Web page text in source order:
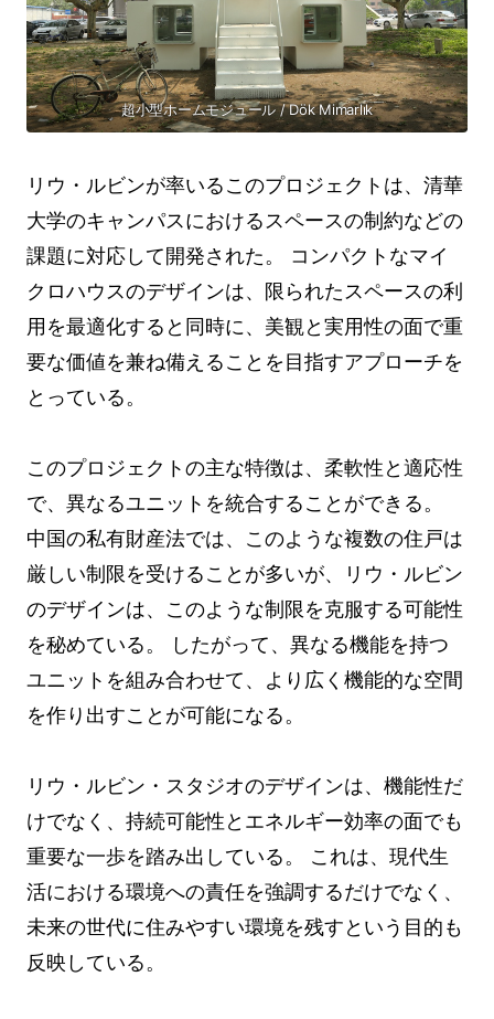
超小型ホームモジュール / Dök Mimarlık
リウ・ルビンが率いるこのプロジェクトは、清華
大学のキャンパスにおけるスペースの制約などの
課題に対応して開発された。 コンパクトなマイ
クロハウスのデザインは、限られたスペースの利
用を最適化すると同時に、美観と実用性の面で重
要な価値を兼ね備えることを目指すアプローチを
とっている。
このプロジェクトの主な特徴は、柔軟性と適応性
で、異なるユニットを統合することができる。
中国の私有財産法では、このような複数の住戸は
厳しい制限を受けることが多いが、リウ・ルビン
のデザインは、このような制限を克服する可能性
を秘めている。 したがって、異なる機能を持つ
ユニットを組み合わせて、より広く機能的な空間
を作り出すことが可能になる。
リウ・ルビン・スタジオのデザインは、機能性だ
けでなく、持続可能性とエネルギー効率の面でも
重要な一歩を踏み出している。 これは、現代生
活における環境への責任を強調するだけでなく、
未来の世代に住みやすい環境を残すという目的も
反映している。